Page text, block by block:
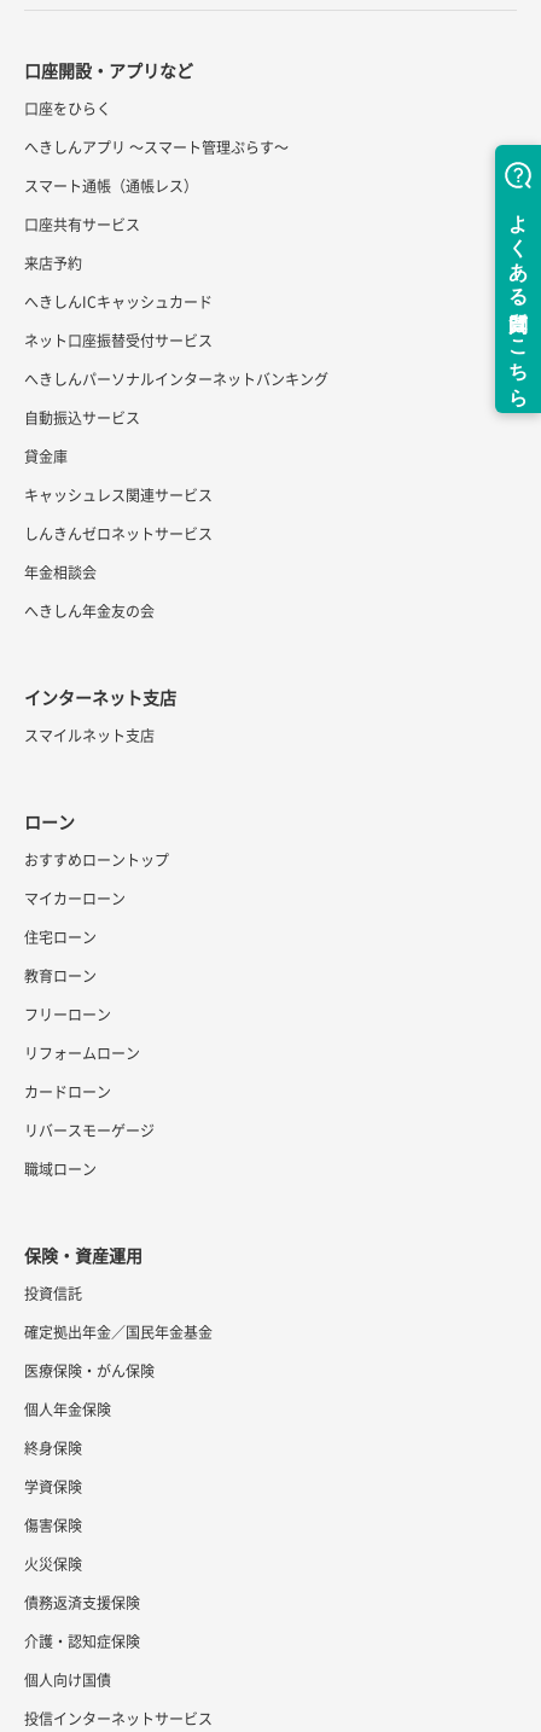
口座開設・アプリなど
口座をひらく
へきしんアプリ ～スマート管理ぷらす～
スマート通帳（通帳レス）
口座共有サービス
来店予約
へきしんICキャッシュカード
ネット口座振替受付サービス
へきしんパーソナルインターネットバンキング
自動振込サービス
貸金庫
キャッシュレス関連サービス
しんきんゼロネットサービス
年金相談会
へきしん年金友の会
インターネット支店
スマイルネット支店
ローン
おすすめローントップ
マイカーローン
住宅ローン
教育ローン
フリーローン
リフォームローン
カードローン
リバースモーゲージ
職域ローン
保険・資産運用
投資信託
確定拠出年金／国民年金基金
医療保険・がん保険
個人年金保険
終身保険
学資保険
傷害保険
火災保険
債務返済支援保険
介護・認知症保険
個人向け国債
投信インターネットサービス